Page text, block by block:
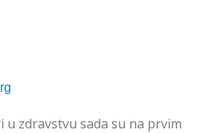
zdravstvu sada su na prvim